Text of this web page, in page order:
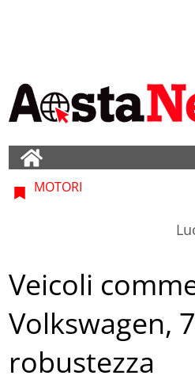
MOTORI
Veicoli
Volkswagen,
robustezza